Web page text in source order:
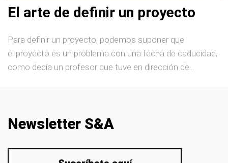
El arte de definir un proyecto
Para definir un proyecto, podemos suponer que
el proyecto es un problema con una fecha de caducidad,
como decía un profesor que tuve en dirección de...
Newsletter S&A